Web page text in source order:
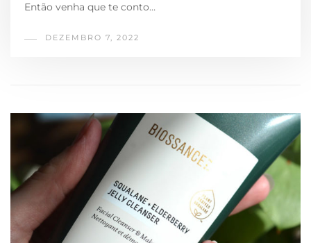
Então venha que te conto…
DEZEMBRO 7, 2022